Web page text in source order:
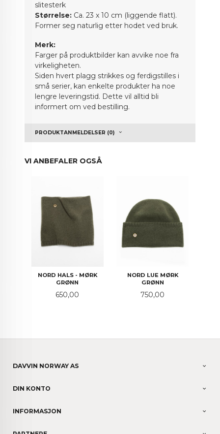
slitesterk
Størrelse: Ca. 23 x 10 cm (liggende flatt).
Former seg naturlig etter hodet ved bruk.
Merk:
Farger på produktbilder kan avvike noe fra
virkeligheten.
Siden hvert plagg strikkes og ferdigstilles i
små serier, kan enkelte produkter ha noe
lengre leveringstid. Dette vil alltid bli
informert om ved bestilling.
PRODUKTANMELDELSER (0)
VI ANBEFALER OGSÅ
NORD HALS - MØRK
GRØNN
Pris
650,00
NORD LUE MØRK
GRØNN
Pris
750,00
DAVVIN NORWAY AS
DIN KONTO
INFORMASJON